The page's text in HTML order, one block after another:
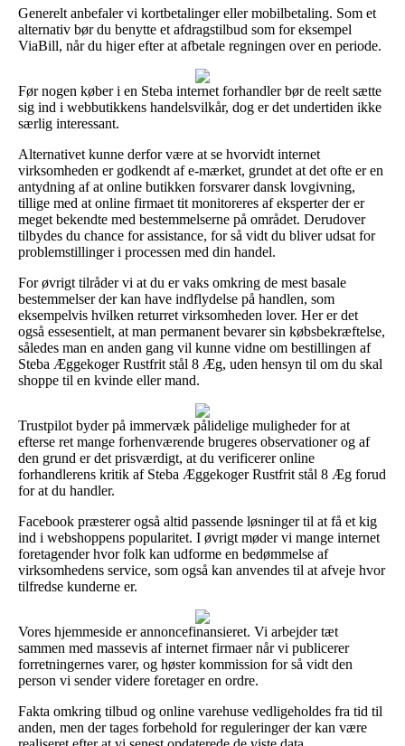
Generelt anbefaler vi kortbetalinger eller mobilbetaling. Som et
alternativ bør du benytte et afdragstilbud som for eksempel
ViaBill, når du higer efter at afbetale regningen over en periode.
Før nogen køber i en Steba internet forhandler bør de reelt sætte
sig ind i webbutikkens handelsvilkår, dog er det undertiden ikke
særlig interessant.
Alternativet kunne derfor være at se hvorvidt internet
virksomheden er godkendt af e-mærket, grundet at det ofte er en
antydning af at online butikken forsvarer dansk lovgivning,
tillige med at online firmaet tit monitoreres af eksperter der er
meget bekendte med bestemmelserne på området. Derudover
tilbydes du chance for assistance, for så vidt du bliver udsat for
problemstillinger i processen med din handel.
For øvrigt tilråder vi at du er vaks omkring de mest basale
bestemmelser der kan have indflydelse på handlen, som
eksempelvis hvilken returret virksomheden lover. Her er det
også essesentielt, at man permanent bevarer sin købsbekræftelse,
således man en anden gang vil kunne vidne om bestillingen af
Steba Æggekoger Rustfrit stål 8 Æg, uden hensyn til om du skal
shoppe til en kvinde eller mand.
Trustpilot byder på immervæk pålidelige muligheder for at
efterse ret mange forhenværende brugeres observationer og af
den grund er det prisværdigt, at du verificerer online
forhandlerens kritik af Steba Æggekoger Rustfrit stål 8 Æg forud
for at du handler.
Facebook præsterer også altid passende løsninger til at få et kig
ind i webshoppens popularitet. I øvrigt møder vi mange internet
foretagender hvor folk kan udforme en bedømmelse af
virksomhedens service, som også kan anvendes til at afveje hvor
tilfredse kunderne er.
Vores hjemmeside er annoncefinansieret. Vi arbejder tæt
sammen med massevis af internet firmaer når vi publicerer
forretningernes varer, og høster kommission for så vidt den
person vi sender videre foretager en ordre.
Fakta omkring tilbud og online varehuse vedligeholdes fra tid til
anden, men der tages forbehold for reguleringer der kan være